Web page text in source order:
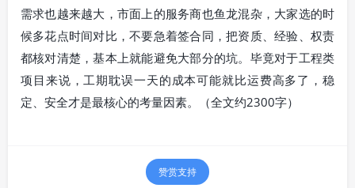
需求也越来越大，市面上的服务商也鱼龙混杂，大家选的时
候多花点时间对比，不要急着签合同，把资质、经验、权责
都核对清楚，基本上就能避免大部分的坑。毕竟对于工程类
项目来说，工期耽误一天的成本可能就比运费高多了，稳
定、安全才是最核心的考量因素。（全文约2300字）
赞赏支持